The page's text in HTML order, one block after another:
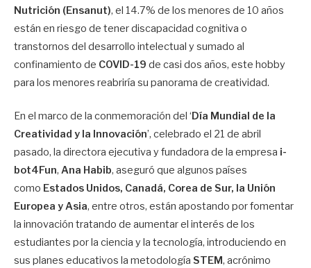
Nutrición (Ensanut), el 14.7% de los menores de 10 años
están en riesgo de tener discapacidad cognitiva o
transtornos del desarrollo intelectual y sumado al
confinamiento de COVID-19 de casi dos años, este hobby
para los menores reabriría su panorama de creatividad.
En el marco de la conmemoración del ‘ Día Mundial de la
Creatividad y la Innovación’, celebrado el 21 de abril
pasado, la directora ejecutiva y fundadora de la empresa i-
bot4Fun, Ana Habib, aseguró que algunos países
como Estados Unidos, Canadá, Corea de Sur, la Unión
Europea y Asia, entre otros, están apostando por fomentar
la innovación tratando de aumentar el interés de los
estudiantes por la ciencia y la tecnología, introduciendo en
sus planes educativos la metodología STEM, acrónimo